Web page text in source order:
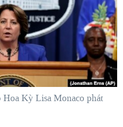
TẠI DẢI GAZA
ĐƯỜNG
NAY
Kỳ Lisa Monaco phát